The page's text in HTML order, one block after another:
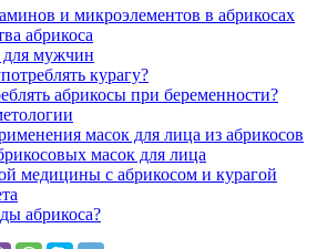
и микроэлементов в абрикосах
абрикоса
для мужчин
курагу?
абрикосы при беременности?
масок для лица из абрикосов
масок для лица
медицины с абрикосом и курагой
абрикоса?